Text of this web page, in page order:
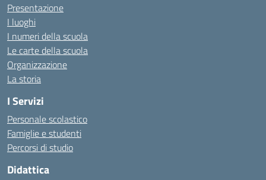
Presentazione
I luoghi
I numeri della scuola
Le carte della scuola
Organizzazione
La storia
I Servizi
Personale scolastico
Famiglie e studenti
Percorsi di studio
Didattica